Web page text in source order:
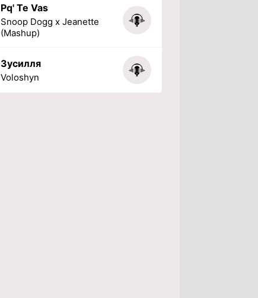
Pq' Te Vas
Snoop Dogg x Jeanette
(Mashup)
Зусилля
Voloshyn